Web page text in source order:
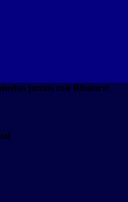
juntos con Binance!